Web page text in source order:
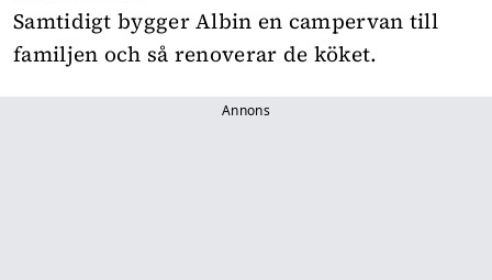
Samtidigt bygger Albin en campervan till
familjen och så renoverar de köket.
Annons